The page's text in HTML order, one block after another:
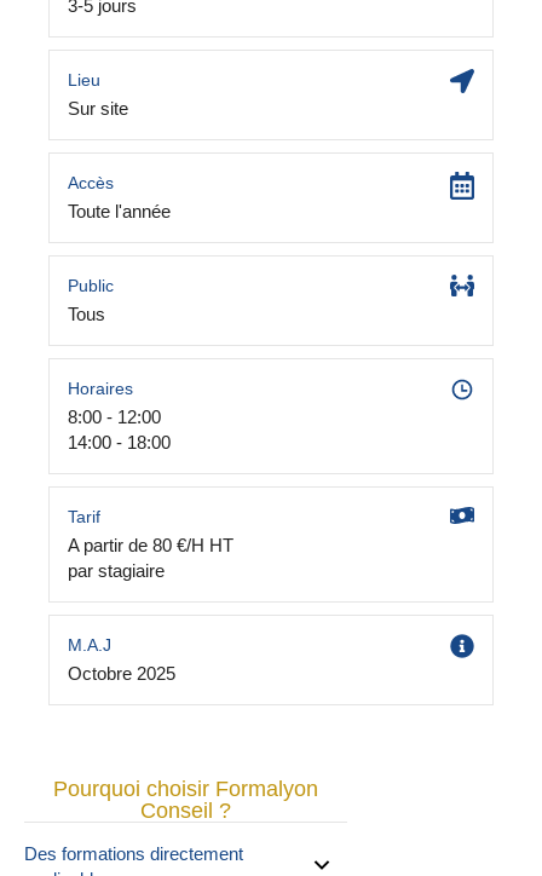
3-5 jours
Lieu
Sur site
Accès
Toute l'année
Public
Tous
Horaires
8:00 - 12:00
14:00 - 18:00
Tarif
A partir de 80 €/H HT
par stagiaire
M.A.J
Octobre 2025
Pourquoi choisir Formalyon
Conseil ?
Des formations directement